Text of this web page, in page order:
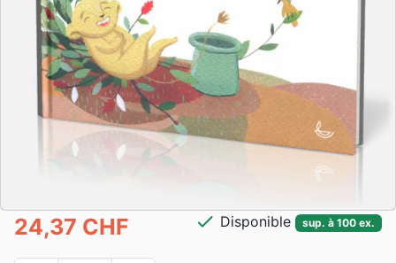
24,37 CHF check Disponible sup. à 100 ex.